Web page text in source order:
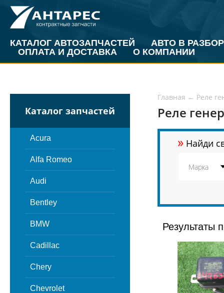
КАТАЛОГ АВТОЗАПЧАСТЕЙ
АВТО В РАЗБОР
ОПЛАТА И ДОСТАВКА
О КОМПАНИИ
Каталог запчастей
Acura
Alfa Romeo
Audi
Bentley
BMW
Cadillac
Chery
Chevrolet
Главная ← Реле
Реле
» Найди
Результаты